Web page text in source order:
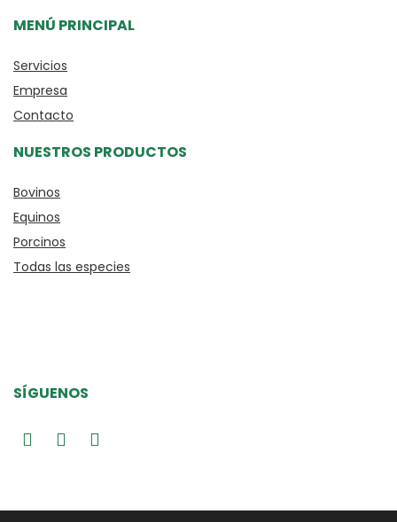
MENÚ PRINCIPAL
Servicios
Empresa
Contacto
NUESTROS PRODUCTOS
Bovinos
Equinos
Porcinos
Todas las especies
SÍGUENOS